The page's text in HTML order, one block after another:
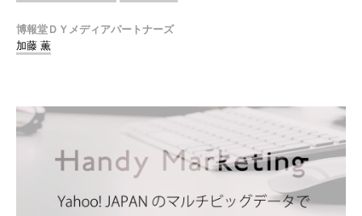
博報堂ＤＹメディアパートナーズ
加藤 薫